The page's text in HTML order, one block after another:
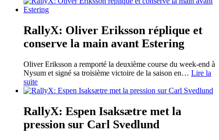
RallyX: Oliver Eriksson réplique et
conserve la main avant Estering
Oliver Eriksson a remporté la deuxième course du week-end à
Nysum et signé sa troisième victoire de la saison en… Lire la
suite
RallyX: Espen Isaksætre met la
pression sur Carl Svedlund